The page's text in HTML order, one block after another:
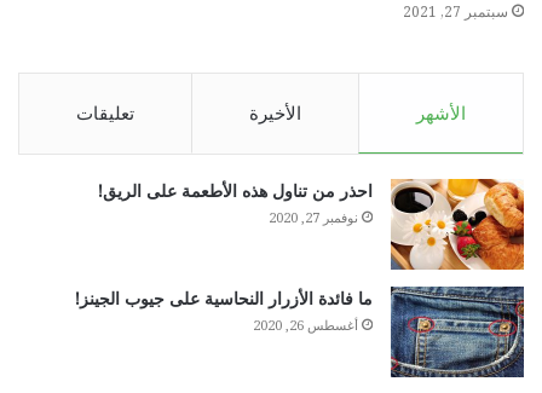
سبتمبر 27, 2021
الأشهر الأخيرة تعليقات
احذر من تناول هذه الأطعمة على الريق!
نوفمبر 27, 2020
ما فائدة الأزرار النحاسية على جيوب الجينز!
أغسطس 26, 2020